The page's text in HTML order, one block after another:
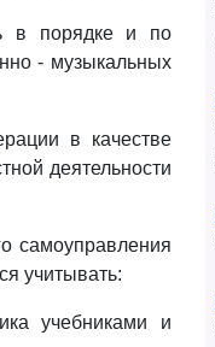
в порядке и по
- музыкальных
в качестве
деятельности
самоуправления
учитывать:
учебниками и